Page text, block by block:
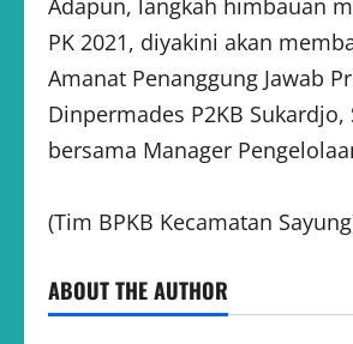
Adapun, langkah himbauan
PK 2021, diyakini akan
Amanat Penanggung Jawab
Dinpermades P2KB
bersama Manager
(Tim BPKB Kecamatan
ABOUT THE AUTHOR